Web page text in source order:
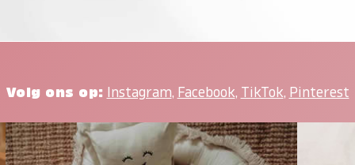
Volg ons op: Instagram, Facebook, TikTok, Pinterest